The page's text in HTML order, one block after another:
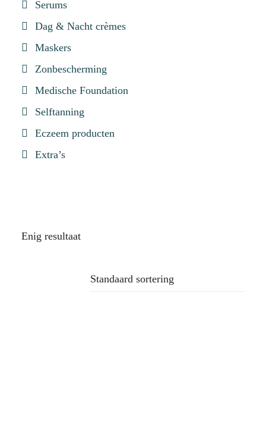
Serums
Dag & Nacht crèmes
Maskers
Zonbescherming
Medische Foundation
Selftanning
Eczeem producten
Extra’s
Enig resultaat